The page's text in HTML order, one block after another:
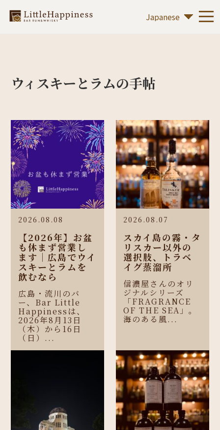
ウィスキーとラムの手帖
2026.08.08
【2026年】お盆
も休まず営業し
ます｜広島でウイ
スキーとラムを
飲むなら
広島・流川のバ
ー、Bar Little
Happinessは、
2026年8月13日
（木）から16日
（日）...
2026.08.07
スカイ島の霧・タ
リスカー以外の
選択肢、トラベ
イグ蒸溜所
信濃屋さんのオリ
ジナルシリーズ
「FRAGRANCE
OF THE SEA」。
海のある風...